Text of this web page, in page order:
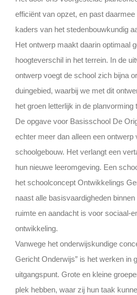
efficiënt van opzet, en past
kaders van het stedenbouwkundig
Het ontwerp maakt daarin optimaal
hoogteverschil in het terrein. In de
ontwerp voegt de school zich bijna
duingebied, waarbij we met dit
het groen letterlijk in de planvorming
De opgave voor Basisschool De
echter meer dan alleen een ontwerp
schoolgebouw. Het verlangt een
hun nieuwe leeromgeving. Een
het schoolconcept Ontwikkelings
naast alle basisvaardigheden
ruimte en aandacht is voor sociaal-
ontwikkeling.
Vanwege het onderwijskundige
Gericht Onderwijs” is het werken in
uitgangspunt. Grote en kleine
plek hebben, waar zij hun taak